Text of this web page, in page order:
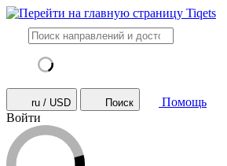
ru / USD Поиск
Помощь
Войти